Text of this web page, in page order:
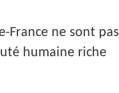
France ne sont pas
humaine riche